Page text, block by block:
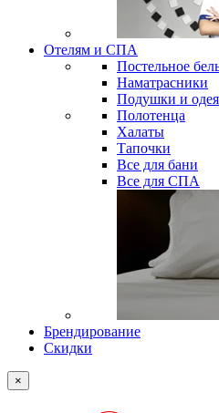
Отелям и СПА
Постельное
Наматрасники
Подушки и
Полотенца
Халаты
Тапочки
Все для бани
Все для СПА
Брендирование
Скидки
×